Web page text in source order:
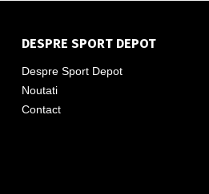
DESPRE SPORT DEPOT
Despre Sport Depot
Noutati
Contact